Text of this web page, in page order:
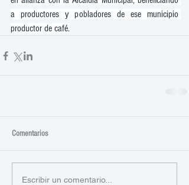
a productores y pobladores de ese municipio
productor de café.
Comentarios
Escribir un comentario...